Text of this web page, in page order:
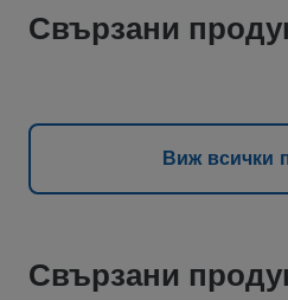
Свързани
Виж всички
Свързани